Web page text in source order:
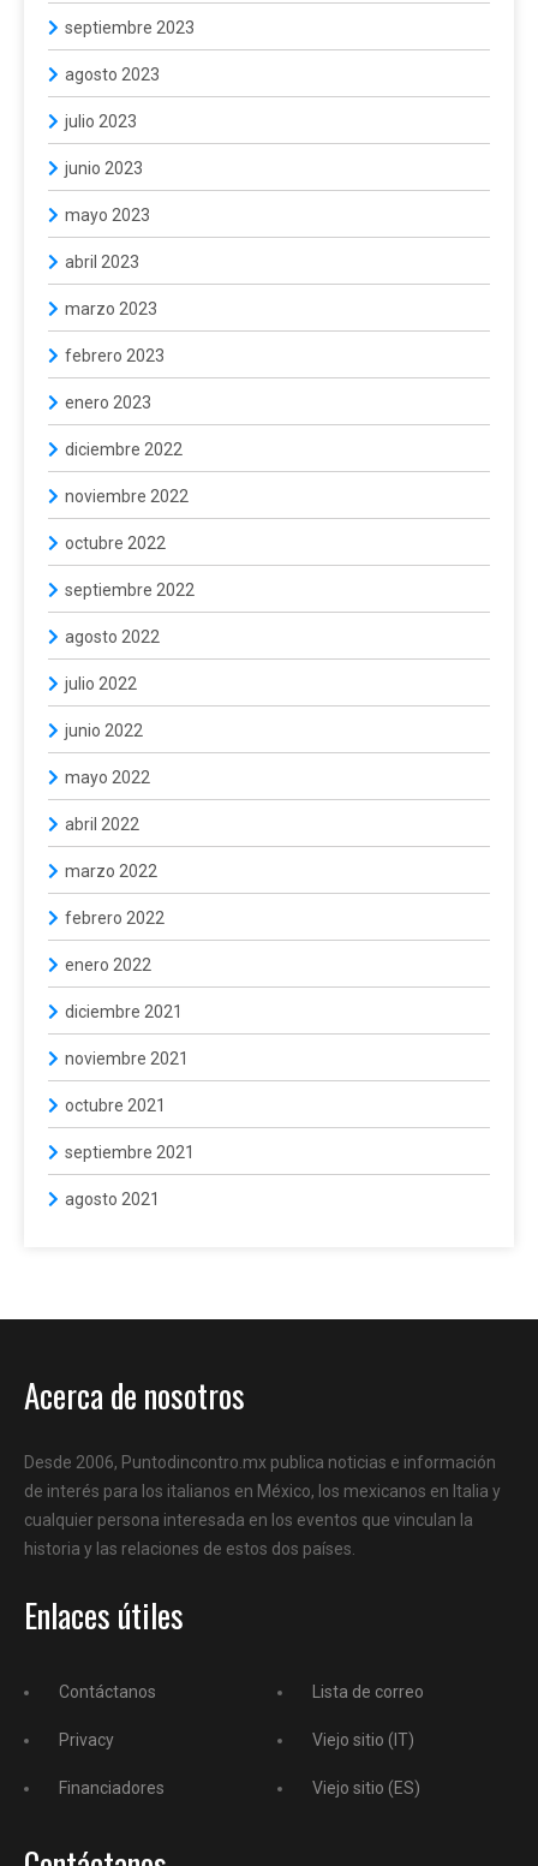
septiembre 2023
agosto 2023
julio 2023
junio 2023
mayo 2023
abril 2023
marzo 2023
febrero 2023
enero 2023
diciembre 2022
noviembre 2022
octubre 2022
septiembre 2022
agosto 2022
julio 2022
junio 2022
mayo 2022
abril 2022
marzo 2022
febrero 2022
enero 2022
diciembre 2021
noviembre 2021
octubre 2021
septiembre 2021
agosto 2021
Acerca de nosotros
Desde 2006, Puntodincontro.mx publica noticias e información
de interés para los italianos en México, los mexicanos en Italia y
cualquier persona interesada en los eventos que vinculan la
historia y las relaciones de estos dos países.
Enlaces útiles
Contáctanos
Privacy
Financiadores
Lista de correo
Viejo sitio (IT)
Viejo sitio (ES)